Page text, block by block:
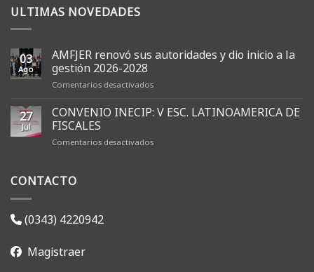
ULTIMAS NOVEDADES
03
Ago
AMFJER renovó sus autoridades y dio inicio a la
gestión 2026-2028
Comentarios desactivadosen
renovó
sus
y
27
Jul
CONVENIO INECIP: V ESC. LATINOAMERICA DE
FISCALES
Comentarios desactivadosen
CONTACTO
(0343) 4220942
Magistraer